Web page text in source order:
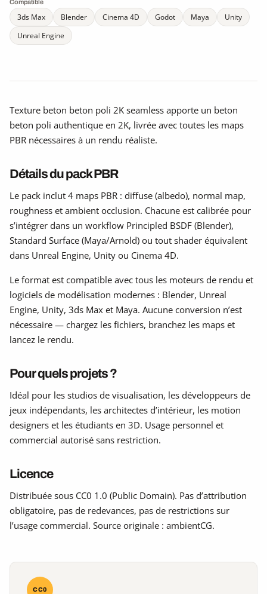
Compatible
3ds Max Blender Cinema 4D Godot Maya
Unity
Unreal Engine
Texture beton beton poli 2K seamless apporte un beton
beton poli authentique en 2K, livrée avec toutes les maps
PBR nécessaires à un rendu réaliste.
Détails du pack PBR
Le pack inclut 4 maps PBR : diffuse (albedo), normal map,
roughness et ambient occlusion. Chacune est calibrée pour
s’intégrer dans un workflow Principled BSDF (Blender),
Standard Surface (Maya/Arnold) ou tout shader équivalent
dans Unreal Engine, Unity ou Cinema 4D.
Le format est compatible avec tous les moteurs de rendu et
logiciels de modélisation modernes : Blender, Unreal
Engine, Unity, 3ds Max et Maya. Aucune conversion n’est
nécessaire — chargez les fichiers, branchez les maps et
lancez le rendu.
Pour quels projets ?
Idéal pour les studios de visualisation, les développeurs de
jeux indépendants, les architectes d’intérieur, les motion
designers et les étudiants en 3D. Usage personnel et
commercial autorisé sans restriction.
Licence
Distribuée sous CC0 1.0 (Public Domain). Pas d’attribution
obligatoire, pas de redevances, pas de restrictions sur
l’usage commercial. Source originale : ambientCG.
CC0